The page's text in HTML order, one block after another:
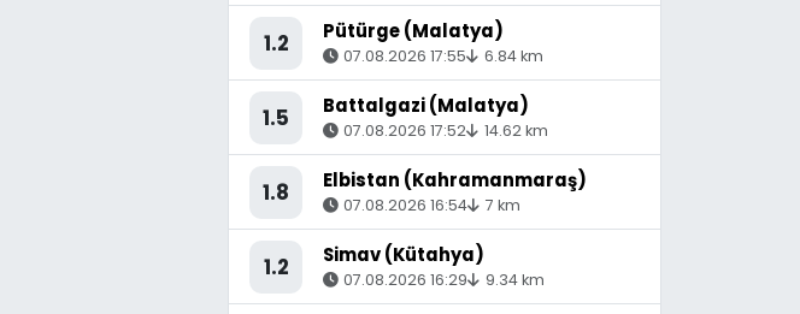
1.2 Pütürge (Malatya)
07.08.2026 17:55 6.84 km
1.5 Battalgazi (Malatya)
07.08.2026 17:52 14.62 km
1.8 Elbistan (Kahramanmaraş)
07.08.2026 16:54 7 km
1.2 Simav (Kütahya)
07.08.2026 16:29 9.34 km